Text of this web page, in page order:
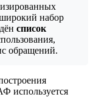
набор
список
обращений.
используется